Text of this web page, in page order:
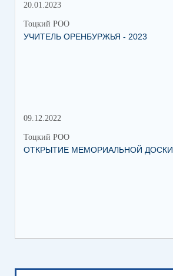
20.01.2023
Тоцкий РОО
УЧИТЕЛЬ ОРЕНБУРЖЬЯ - 2023
09.12.2022
Тоцкий РОО
ОТКРЫТИЕ МЕМОРИАЛЬНОЙ ДОСКИ